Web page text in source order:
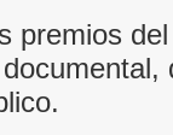
premios